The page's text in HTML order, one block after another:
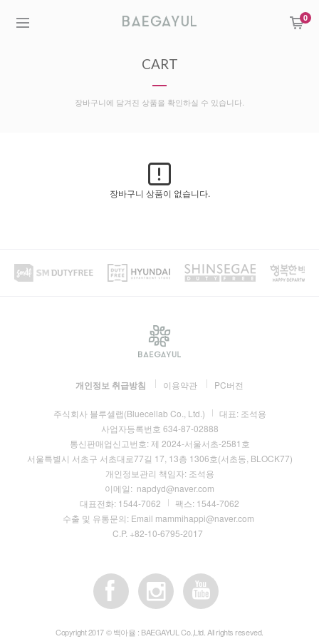
0
CART
장바구니에 담겨진 상품을 확인하실 수 있습니다.
장바구니 상품이 없습니다.
개인정보 취급방침 이용약관 PC버전
주식회사 블루셀랩(Bluecellab Co., Ltd.) 대표: 조석용
사업자등록번호 634-87-02888
통신판매업신고번호: 제 2024-서울서초-2581호
서울특별시 서초구 서초대로77길 17, 13층 1306호(서초동, BLOCK77)
개인정보관리 책임자: 조석용
이메일: napdyd@naver.com
대표전화: 1544-7062 팩스: 1544-7062
수출 및 유통문의: Email mammihappi@naver.com
C.P. +82-10-6795-2017
Copyright 2017 © 백아율 : BAEGAYUL Co.,Ltd. All rights reseved.